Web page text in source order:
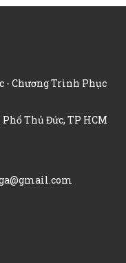
- Chương Trình Phục
Thủ Đức, TP HCM